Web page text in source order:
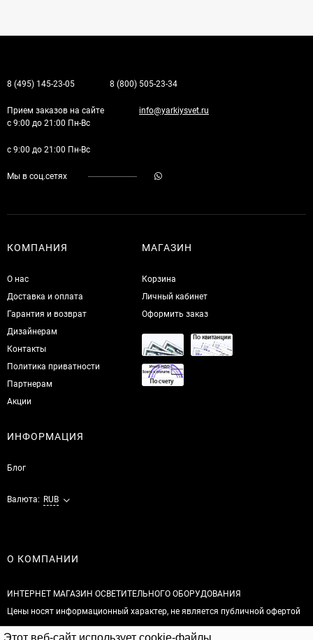
Этот веб-сайт использует cookie-файлы.
8 (495) 145-23-05 8 (800) 505-23-34
Прием заказов на сайте
с 9:00 до 21:00 Пн-Вс
info@yarkiysvet.ru
с 9:00 до 21:00 Пн-Вс
Мы в соц.сетях
КОМПАНИЯ
О нас
Доставка и оплата
Гарантия и возврат
Дизайнерам
Контакты
Политика приватности
Партнерам
Акции
МАГАЗИН
Корзина
Личный кабинет
Оформить заказ
ИНФОРМАЦИЯ
Блог
Валюта: RUB
О КОМПАНИИ
ИНТЕРНЕТ МАГАЗИН ОСВЕТИТЕЛЬНОГО ОБОРУДОВАНИЯ
Цены носят информационный характер, не является публичной офертой